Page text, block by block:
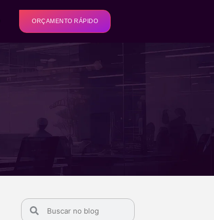
ORÇAMENTO RÁPIDO